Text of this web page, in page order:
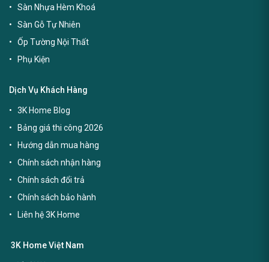
Sàn Nhựa Hèm Khoá
Sàn Gỗ Tự Nhiên
Ốp Tường Nội Thất
Phụ Kiện
Dịch Vụ Khách Hàng
3K Home Blog
Bảng giá thi công 2026
Hướng dẫn mua hàng
Chính sách nhận hàng
Chính sách đổi trả
Chính sách bảo hành
Liên hệ 3K Home
3K Home Việt Nam